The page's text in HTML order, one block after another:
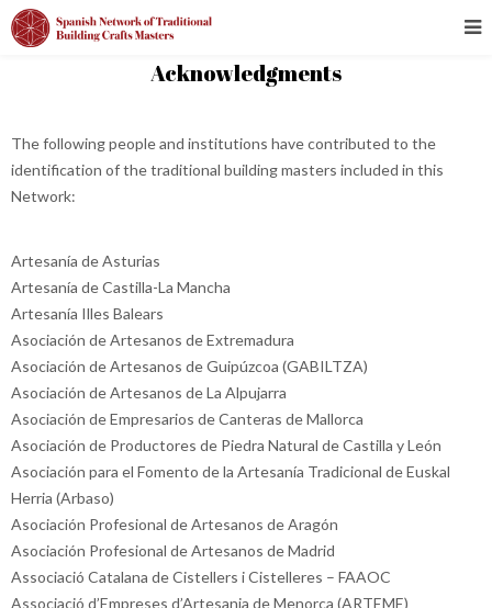
Acknowledgments
The following people and institutions have contributed to the
identification of the traditional building masters included in this
Network:
Artesanía de Asturias
Artesanía de Castilla-La Mancha
Artesanía Illes Balears
Asociación de Artesanos de Extremadura
Asociación de Artesanos de Guipúzcoa (GABILTZA)
Asociación de Artesanos de La Alpujarra
Asociación de Empresarios de Canteras de Mallorca
Asociación de Productores de Piedra Natural de Castilla y León
Asociación para el Fomento de la Artesanía Tradicional de Euskal
Herria (Arbaso)
Asociación Profesional de Artesanos de Aragón
Asociación Profesional de Artesanos de Madrid
Associació Catalana de Cistellers i Cistelleres – FAAOC
Associació d’Empreses d’Artesania de Menorca (ARTEME)